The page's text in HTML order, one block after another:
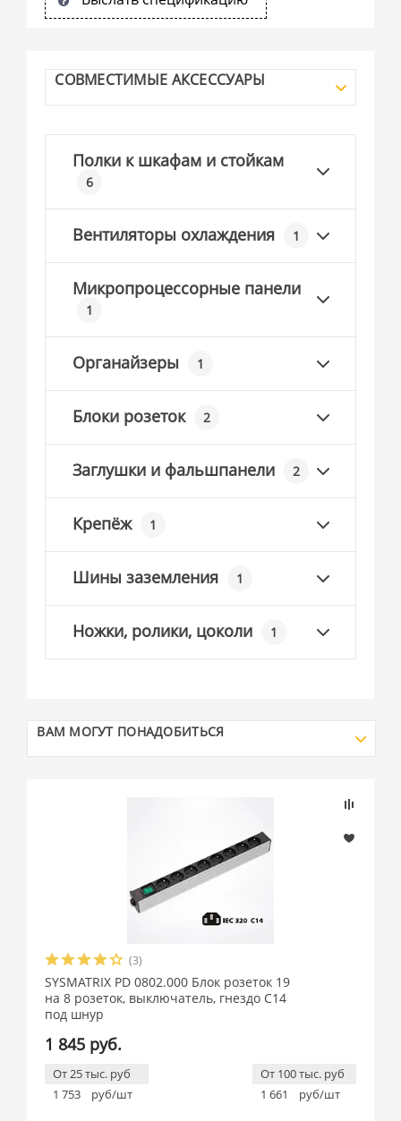
СОВМЕСТИМЫЕ АКСЕССУАРЫ
Полки к шкафам и стойкам
6
Вентиляторы охлаждения 1
Микропроцессорные панели
1
Органайзеры 1
Блоки розеток 2
Заглушки и фальшпанели 2
Крепёж 1
Шины заземления 1
Ножки, ролики, цоколи 1
ВАМ МОГУТ ПОНАДОБИТЬСЯ
(3)
SYSMATRIX PD 0802.000 Блок розеток 19
на 8 розеток, выключатель, гнездо C14
под шнур
1 845 руб.
От 25 тыс. руб
1 753
руб/шт
От 100 тыс. руб
1 661
руб/шт